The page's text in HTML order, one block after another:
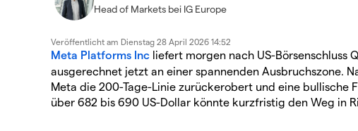
Head of Markets bei IG Europe
Veröffentlicht am Dienstag 28 April 2026 14:52
Meta Platforms Inc liefert morgen nach US-
ausgerechnet jetzt an einer spannenden Ausbruchszone.
Meta die 200-Tage-Linie zurückerobert und eine bullische
über 682 bis 690 US-Dollar könnte kurzfristig den Weg in